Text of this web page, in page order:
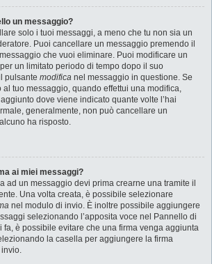
un messaggio?
solo i tuoi messaggi, a meno che tu non sia un
Puoi cancellare un messaggio premendo il
che vuoi eliminare. Puoi modificare un
un limitato periodo di tempo dopo il suo
pulsante modifica nel messaggio in questione. Se
tuo messaggio, quando effettui una modifica,
dove viene indicato quante volte l’hai
generalmente, non può cancellare un
ha risposto.
ai miei messaggi?
ad un messaggio devi prima crearne una tramite il
Una volta creata, è possibile selezionare
nel modulo di invio. È inoltre possibile aggiungere
selezionando l’apposita voce nel Pannello di
fa, è possibile evitare che una firma venga aggiunta
la casella per aggiungere la firma
invio.